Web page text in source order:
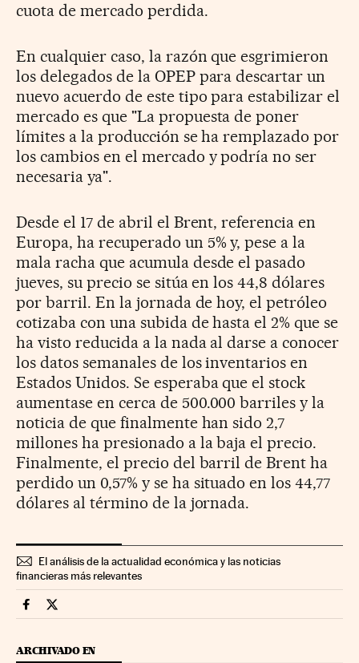
cuota de mercado perdida.
En cualquier caso, la razón que esgrimieron
los delegados de la OPEP para descartar un
nuevo acuerdo de este tipo para estabilizar el
mercado es que "La propuesta de poner
límites a la producción se ha remplazado por
los cambios en el mercado y podría no ser
necesaria ya".
Desde el 17 de abril el Brent, referencia en
Europa, ha recuperado un 5% y, pese a la
mala racha que acumula desde el pasado
jueves, su precio se sitúa en los 44,8 dólares
por barril. En la jornada de hoy, el petróleo
cotizaba con una subida de hasta el 2% que se
ha visto reducida a la nada al darse a conocer
los datos semanales de los inventarios en
Estados Unidos. Se esperaba que el stock
aumentase en cerca de 500.000 barriles y la
noticia de que finalmente han sido 2,7
millones ha presionado a la baja el precio.
Finalmente, el precio del barril de Brent ha
perdido un 0,57% y se ha situado en los 44,77
dólares al término de la jornada.
El análisis de la actualidad económica y las noticias
financieras más relevantes
Mercados Financieros Cinco Días en Facebook
Mercados Financieros Cinco Días en Twitter
ARCHIVADO EN